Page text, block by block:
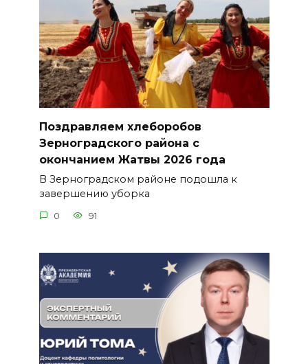
Поздравляем хлеборобов
Зерноградского района с
окончанием Жатвы 2026 года
В Зерноградском районе подошла к
завершению уборка
0 91